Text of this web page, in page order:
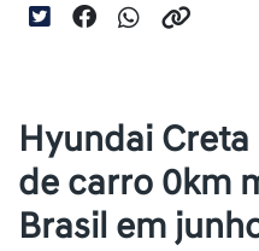
Hyundai
de carro 0km
Brasil em